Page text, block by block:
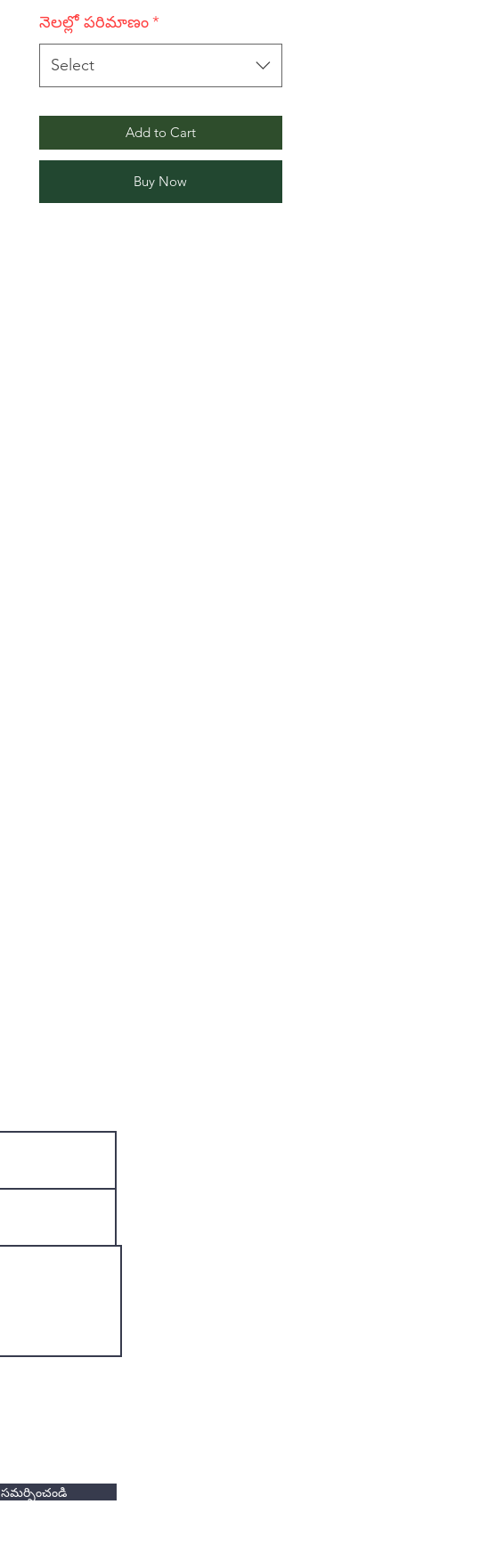
నెలల్లో పరిమాణం*
Select
Add to Cart
Buy Now
సమర్పించండి